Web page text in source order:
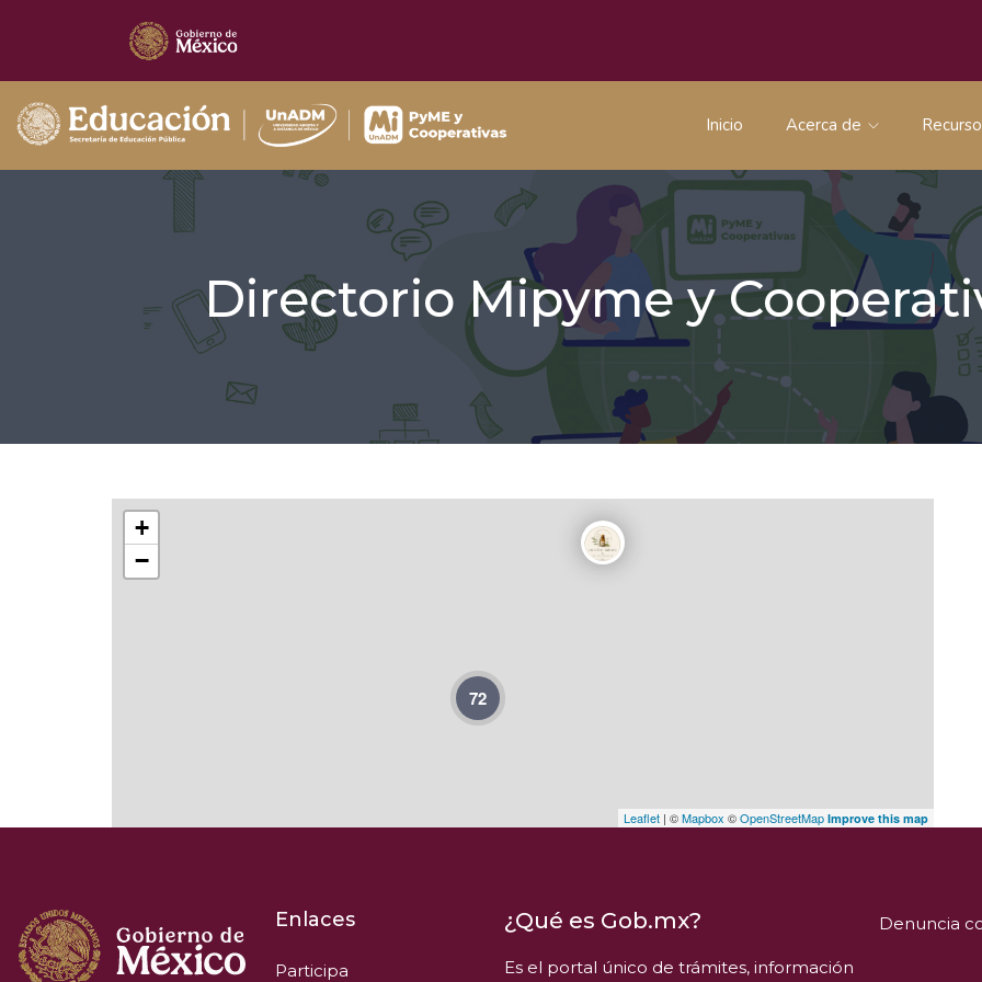
Inicio Acerca de
Directorio Mipyme y
72
+
−
Leaflet | ©Mapbox ©OpenStreetMap Improve this map
Enlaces
Participa
¿Qué es Gob.mx?
Es el portal único de trámites, información
Denuncia